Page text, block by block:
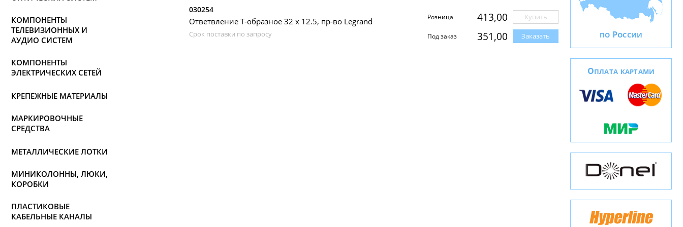
КОМПОНЕНТЫ
ТЕЛЕВИЗИОННЫХ И
АУДИО СИСТЕМ
КОМПОНЕНТЫ
ЭЛЕКТРИЧЕСКИХ СЕТЕЙ
КРЕПЕЖНЫЕ МАТЕРИАЛЫ
МАРКИРОВОЧНЫЕ
СРЕДСТВА
МЕТАЛЛИЧЕСКИЕ ЛОТКИ
МИНИКОЛОННЫ, ЛЮКИ,
КОРОБКИ
ПЛАСТИКОВЫЕ
КАБЕЛЬНЫЕ КАНАЛЫ
030254
Ответвление Т-образное 32 х 12.5, пр-во Legrand
Срок поставки по запросу
Розница 413,00 Купить
Под заказ 351,00 Заказать ПО РОССИИ
ОПЛАТА КАРТАМИ